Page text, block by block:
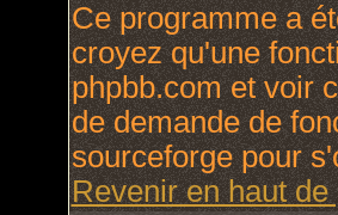
Ce programme a
croyez qu'une
phpbb.com et voir
de demande de
sourceforge pour
Revenir en haut de